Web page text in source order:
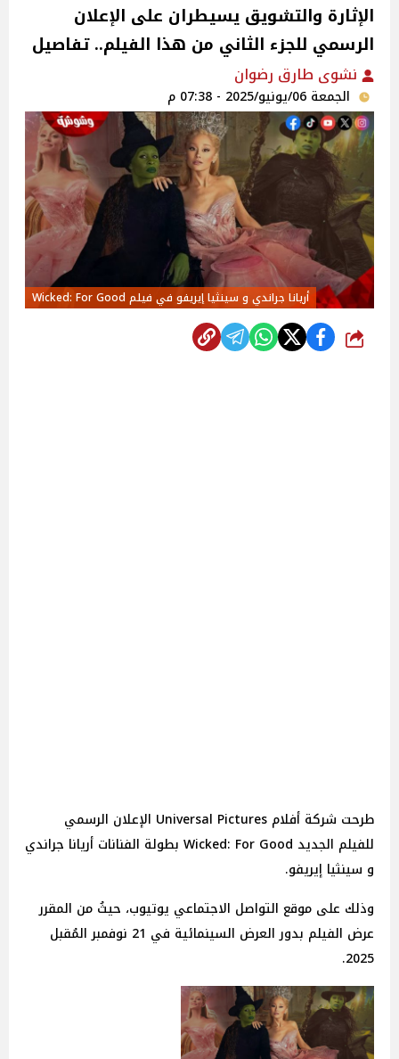
الإثارة والتشويق يسيطران على الإعلان
الرسمي للجزء الثاني من هذا الفيلم.. تفاصيل
نشوى طارق رضوان
الجمعة 06/يونيو/2025 - 07:38 م
أريانا جراندي و سينثيا إيريفو في فيلم Wicked: For Good
شارك
طرحت شركة أفلام Universal Pictures الإعلان الرسمي
للفيلم الجديد Wicked: For Good بطولة الفنانات أريانا جراندي
و سينثيا إيريفو.
وذلك على موقع التواصل الاجتماعي يوتيوب، حيثُ من المقرر
عرض الفيلم بدور العرض السينمائية في 21 نوفمبر المُقبل
2025.